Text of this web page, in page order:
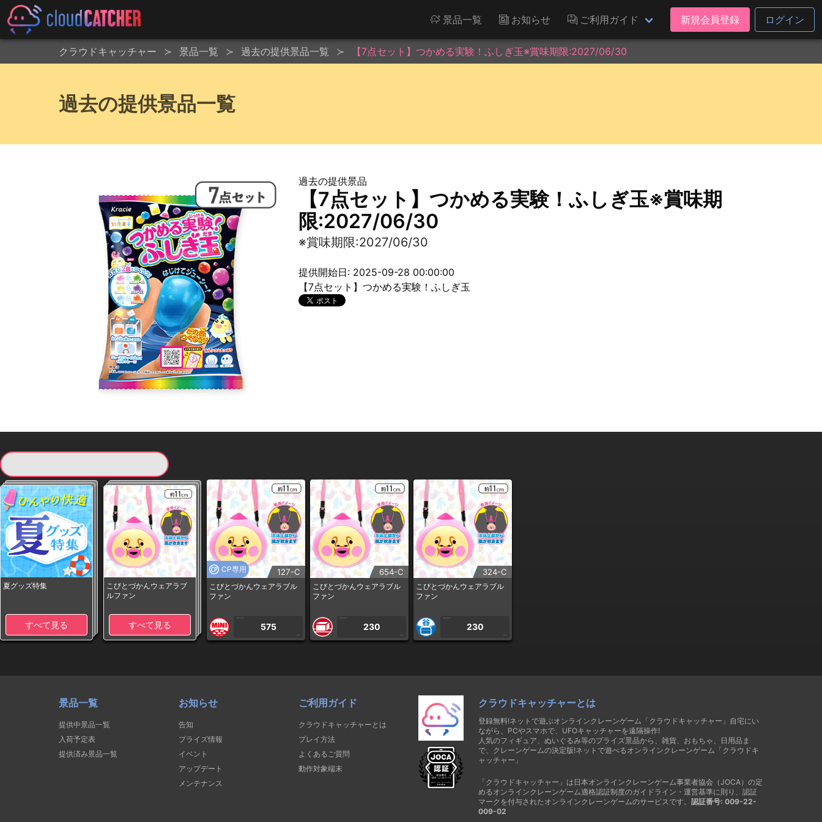
景品一覧 お知らせ ご利用ガイド 新規会員登録 ログイン
クラウドキャッチャー 景品一覧 過去の提供景品一覧 【7点セット】つかめる実験！ふしぎ玉※賞味期限:2027/06/30
過去の提供景品一覧
過去の提供景品
【7点セット】つかめる実験！ふしぎ玉※賞味期
限:2027/06/30
※賞味期限:2027/06/30
提供開始日: 2025-09-28 00:00:00
【7点セット】つかめる実験！ふしぎ玉
夏グッズ特集
すべて見る
こびとづかんウェアラブ
ルファン
すべて見る
CP専用 127-C
こびとづかんウェアラブル
ファン
1PLAY
575
CP
654-C
こびとづかんウェアラブル
ファン
1PLAY
230
CP
324-C
こびとづかんウェアラブル
ファン
1PLAY
230
CP
景品一覧
提供中景品一覧
入荷予定表
提供済み景品一覧
お知らせ
告知
プライズ情報
イベント
アップデート
メンテナンス
ご利用ガイド
クラウドキャッチャーとは
プレイ方法
よくあるご質問
動作対象端末
クラウドキャッチャーとは
登録無料!ネットで遊ぶオンラインクレーンゲーム「クラウドキャッチャー」自宅にい
ながら、PCやスマホで、UFOキャッチャーを遠隔操作!
人気のフィギュア、ぬいぐるみ等のプライズ景品から、雑貨、おもちゃ、日用品ま
で、クレーンゲームの決定版!ネットで遊べるオンラインクレーンゲーム「クラウドキ
ャッチャー」
「クラウドキャッチャー」は日本オンラインクレーンゲーム事業者協会（JOCA）の定
めるオンラインクレーンゲーム適格認証制度のガイドライン・運営基準に則り、認証
マークを付与されたオンラインクレーンゲームのサービスです。 認証番号: 009-22-
009-02